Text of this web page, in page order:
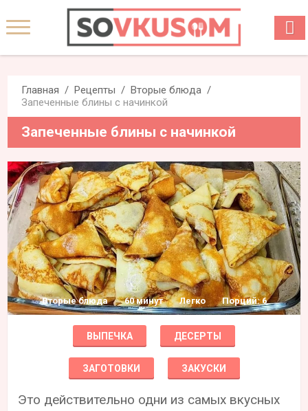
Главная Рецепты
Вторые блюда
Запеченные блины с начинкой
Запеченные блины с начинкой
Вторые блюда 60 минут Легко Порций: 6
ВЫПЕЧКА ДЕСЕРТЫ
ЗАГОТОВКИ ЗАКУСКИ
Это действительно одни из самых вкусных